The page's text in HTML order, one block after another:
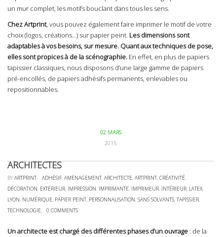
un mur complet, les motifs bouclant dans tous les sens.
Chez Artprint, vous pouvez également faire imprimer le motif de votre
choix (logos, créations…) sur papier peint. Les dimensions sont
adaptables à vos besoins, sur mesure. Quant aux techniques de pose,
elles sont propices à de la scénographie. En effet, en plus de papiers
tapissier classiques, nous disposons d’une large gamme de papiers
pré-encollés, de papiers adhésifs permanents, enlevables ou
repositionnables.
02 MARS
2015
ARCHITECTES
BY ARTPRINT, ADHÉSIF, AMÉNAGEMENT, ARCHITECTE, ARTPRINT, CRÉATIVITÉ,
DÉCORATION, EXTÉRIEUR, IMPRESSION, IMPRIMANTE, IMPRIMEUR, INTÉRIEUR, LATEX,
LYON, NUMÉRIQUE, PAPIER PEINT, PERSONNALISATION, SANS SOLVANTS, TAPISSIER,
TECHNOLOGIE, 0 COMMENTS
Un architecte est chargé des différentes phases d’un ouvrage : de la